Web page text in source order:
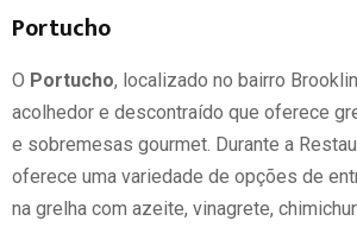
Portucho
O Portucho, localizado no bairro
acolhedor e descontraído que oferece
e sobremesas gourmet. Durante a
oferece uma variedade de opções de
na grelha com azeite, vinagrete,